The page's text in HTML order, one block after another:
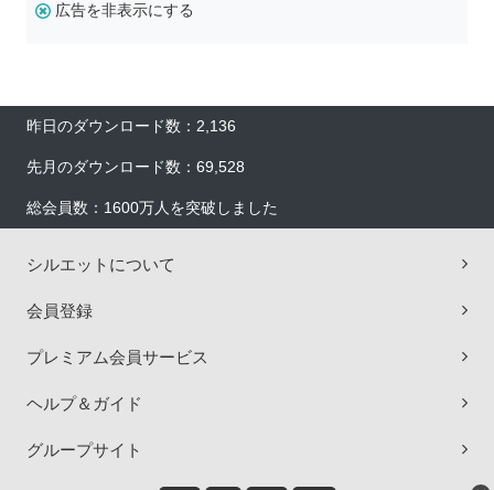
広告を非表示にする
昨日のダウンロード数：2,136
先月のダウンロード数：69,528
総会員数：1600万人を突破しました
シルエットについて
会員登録
プレミアム会員サービス
ヘルプ＆ガイド
グループサイト